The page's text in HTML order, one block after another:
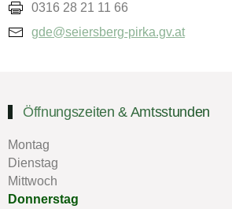
0316 28 21 11 66
gde@seiersberg-pirka.gv.at
Öffnungszeiten & Amtsstunden
Montag
Dienstag
Mittwoch
Donnerstag